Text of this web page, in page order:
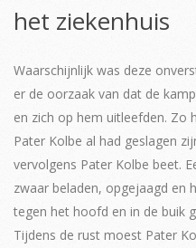
het ziekenhuis
Waarschijnlijk was deze
er de oorzaak van dat de
en zich op hem uitleefden. Zo
Pater Kolbe al had geslagen
vervolgens Pater Kolbe beet.
zwaar beladen, opgejaagd en
tegen het hoofd en in de buik
Tijdens de rust moest Pater